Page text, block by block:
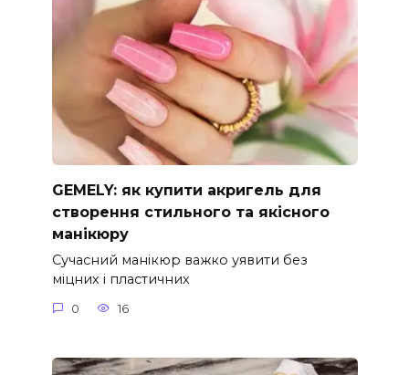
GEMELY: як купити акригель для
створення стильного та якісного
манікюру
Сучасний манікюр важко уявити без
міцних і пластичних
0 16